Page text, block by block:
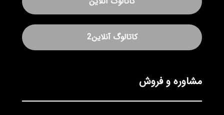
کاتالوگ آنلاین2
مشاوره و فروش